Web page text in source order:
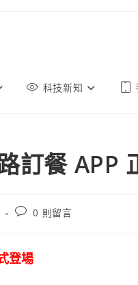
科技新知
訂餐 APP
文
論：
0 則留言
登場